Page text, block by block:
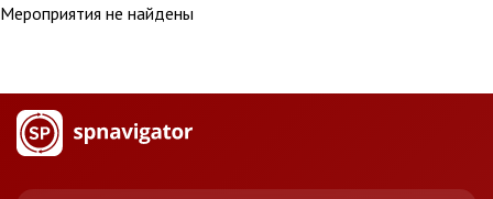
Мероприятия не найдены